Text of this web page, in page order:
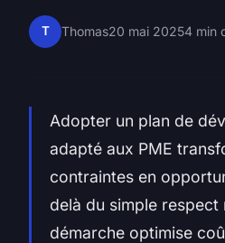
T Thomas20 mai 20254 min
Adopter un plan de
adapté aux PME
contraintes en
delà du simple
démarche optimise